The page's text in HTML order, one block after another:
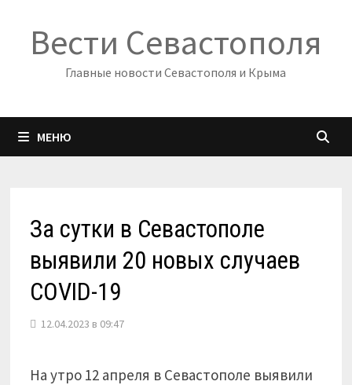
содержимому
Вести Севастополя
Главные новости Севастополя и Крыма
МЕНЮ
За сутки в Севастополе
выявили 20 новых случаев
COVID-19
12.04.2023 в 09:47
На утро 12 апреля в Севастополе выявили